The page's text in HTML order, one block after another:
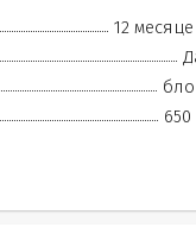
12
650